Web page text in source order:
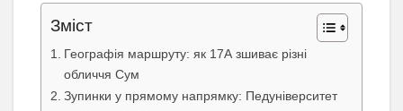
Зміст
Географія маршруту: як 17А зшиває різні
обличчя Сум
Зупинки у прямому напрямку: Педуніверситет